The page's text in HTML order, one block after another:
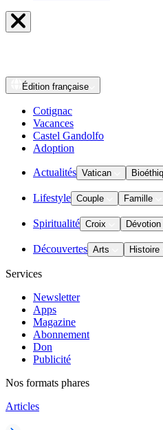
Édition française
Cotignac
Vacances
Castel Gandolfo
Adoption
Actualités Vatican
Lifestyle Couple Famille
Spiritualité Croix Dévotion
Découvertes Arts Histoire
Services
Newsletter
Apps
Magazine
Abonnement
Don
Publicité
Nos formats phares
Articles